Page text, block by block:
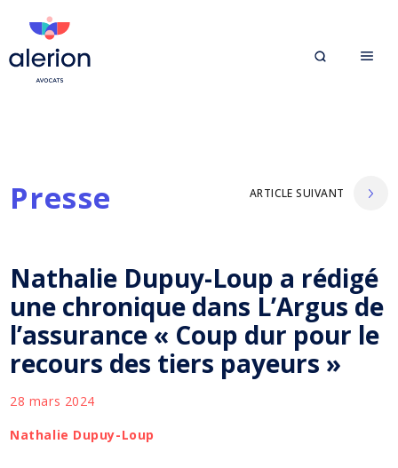
Presse ARTICLE SUIVANT
Nathalie Dupuy-Loup a rédigé
une chronique dans L’Argus de
l’assurance « Coup dur pour le
recours des tiers payeurs »
28 mars 2024
Nathalie Dupuy-Loup